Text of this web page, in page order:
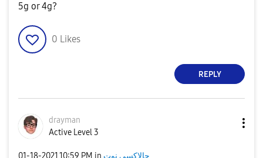
5g or 4g?
0 Likes
REPLY
drayman
Active Level 3
‎01-18-2021 10:59 PM in جالاكسى نوت